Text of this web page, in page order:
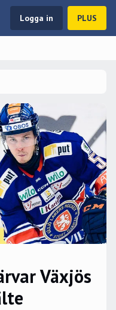
Logga in PLUS
Växjös